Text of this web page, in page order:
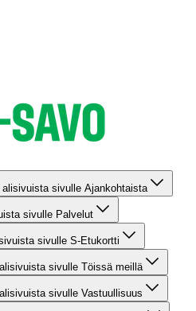
sivulle Ajankohtaista
sivulle Palvelut
sivulle S-Etukortti
sivulle Töissä meillä
sivulle Vastuullisuus